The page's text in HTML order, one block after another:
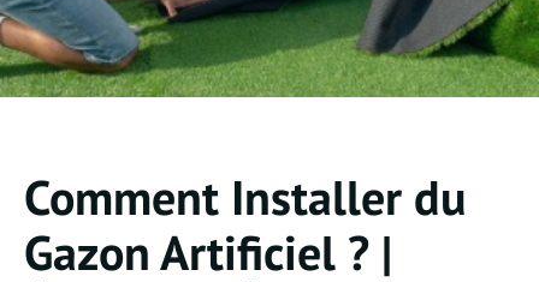
Comment Installer du
Gazon Artificiel ? |